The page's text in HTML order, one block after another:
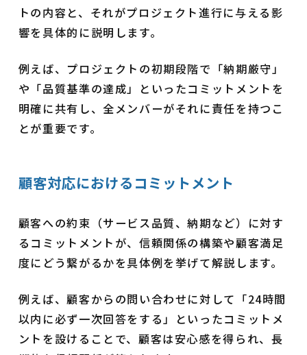
トの内容と、それがプロジェクト進行に与える影
響を具体的に説明します。
例えば、プロジェクトの初期段階で「納期厳守」
や「品質基準の達成」といったコミットメントを
明確に共有し、全メンバーがそれに責任を持つこ
とが重要です。
顧客対応におけるコミットメント
顧客への約束（サービス品質、納期など）に対す
るコミットメントが、信頼関係の構築や顧客満足
度にどう繋がるかを具体例を挙げて解説します。
例えば、顧客からの問い合わせに対して「24時間
以内に必ず一次回答をする」といったコミットメ
ントを設けることで、顧客は安心感を得られ、長